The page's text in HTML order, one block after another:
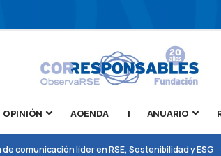
OPINIÓN AGENDA | ANUARIO
comunicación líder en RSE, Sostenibilidad y ESG